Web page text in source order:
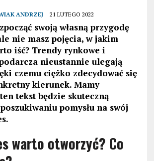
ANDRZEJ 21 LUTEGO 2022
swoją własną przygodę
nie masz pojęcia, w jakim
iść? Trendy rynkowe i
nieustannie ulegają
czemu ciężko zdecydować się
kierunek. Mamy
tekst będzie skuteczną
pomysłu na swój
warto otworzyć? Co